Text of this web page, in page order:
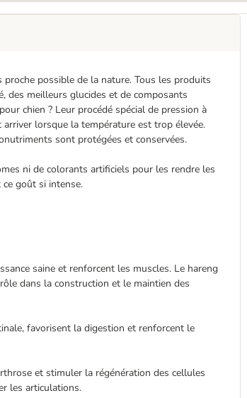
possible de la nature. Tous les produits
des meilleurs glucides et de composants
chien ? Leur procédé spécial de pression à
lorsque la température est trop élevée.
sont protégées et conservées.
ni de colorants artificiels pour les rendre les
goût si intense.
saine et renforcent les muscles. Le hareng
dans la construction et le maintien des
favorisent la digestion et renforcent le
et stimuler la régénération des cellules
les articulations.